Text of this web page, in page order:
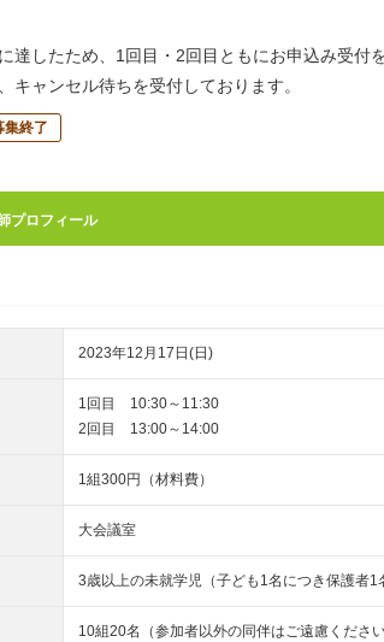
達したため、1回目・2回目ともにお申込み受付
キャンセル待ちを受付しております。
集終了
プロフィール
2023年12月17日(日)
1回目 10:30～11:30
2回目 13:00～14:00
1組300円（材料費）
大会議室
3歳以上の未就学児（子ども1名につき保護者1
10組20名（参加者以外の同伴はご遠慮ください